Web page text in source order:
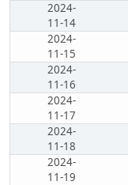
2024-
11-14
2024-
11-15
2024-
11-16
2024-
11-17
2024-
11-18
2024-
11-19